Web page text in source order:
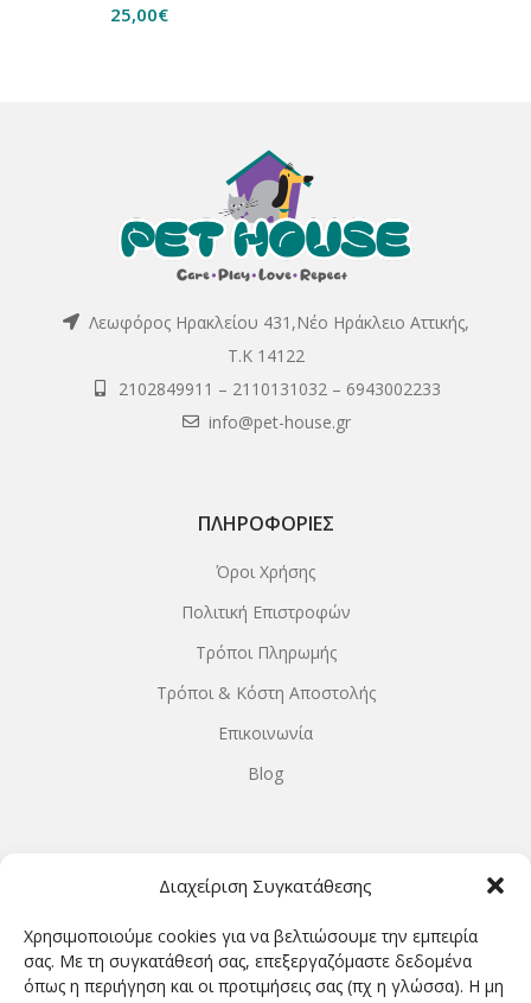
Διαχείριση Συγκατάθεσης
Χρησιμοποιούμε cookies για να βελτιώσουμε την εμπειρία
σας. Με τη συγκατάθεσή σας, επεξεργαζόμαστε δεδομένα
όπως η περιήγηση και οι προτιμήσεις σας (πχ η γλώσσα). Η μη
25,00€
Λεωφόρος Ηρακλείου 431,Νέο Ηράκλειο Αττικής,
Τ.Κ 14122
2102849911 – 2110131032 – 6943002233
info@pet-house.gr
ΠΛΗΡΟΦΟΡΊΕΣ
Όροι Χρήσης
Πολιτική Επιστροφών
Τρόποι Πληρωμής
Τρόποι & Κόστη Αποστολής
Επικοινωνία
Blog
ΤΡΙΤΗ-ΠΕΜΠΤΗ-ΠΑΡΑΣΚΕΥΗ 9.00-20.00
ΣΑΒΒΑΤΟ 9.00-15.00